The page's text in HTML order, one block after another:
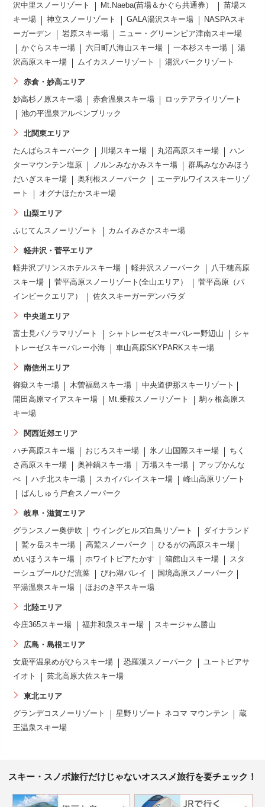
沢中里スノーリゾート
Mt.Naeba(苗場＆かぐら共通券）
苗場ス
キー場
神立スノーリゾート GALA湯沢スキー場
NASPAスキ
ーガーデン
岩原スキー場
ニュー・グリーンピア津南スキー場
かぐらスキー場
六日町八海山スキー場 一本杉スキー場
湯
沢高原スキー場
ムイカスノーリゾート 湯沢パークリゾート
赤倉・妙高エリア
妙高杉ノ原スキー場 赤倉温泉スキー場
ロッテアライリゾート
池の平温泉アルペンブリック
北関東エリア
たんばらスキーパーク 川場スキー場 丸沼高原スキー場
ハン
ターマウンテン塩原
ノルンみなかみスキー場
群馬みなかみほう
だいぎスキー場
奥利根スノーパーク
エーデルワイススキーリゾ
ート
オグナほたかスキー場
山梨エリア
ふじてんスノーリゾート カムイみさかスキー場
軽井沢・菅平エリア
軽井沢プリンスホテルスキー場 軽井沢スノーパーク
八千穂高原
スキー場
菅平高原スノーリゾート(全山エリア）
菅平高原（パ
インビークエリア）
佐久スキーガーデンパラダ
中央道エリア
富士見パノラマリゾート シャトレーゼスキーバレー野辺山
シャ
トレーゼスキーバレー小海
車山高原SKYPARKスキー場
南信州エリア
御嶽スキー場 木曽福島スキー場
中央道伊那スキーリゾート
開田高原マイアスキー場
Mt.乗鞍スノーリゾート
駒ヶ根高原ス
キー場
関西近郊エリア
ハチ高原スキー場 おじろスキー場 氷ノ山国際スキー場
ちく
さ高原スキー場
奥神鍋スキー場 万場スキー場
アップかんな
べ
ハチ北スキー場 スカイバレイスキー場
峰山高原リゾート
ばんしゅう戸倉スノーパーク
岐阜・滋賀エリア
グランスノー奥伊吹 ウイングヒルズ白鳥リゾート
ダイナランド
鷲ヶ岳スキー場
高鷲スノーパーク
ひるがの高原スキー場
めいほうスキー場
ホワイトピアたかす 箱館山スキー場
スタ
ーシュプールひだ流葉
びわ湖バレイ
国境高原スノーパーク
平湯温泉スキー場
ほおのき平スキー場
北陸エリア
今庄365スキー場 福井和泉スキー場 スキージャム勝山
広島・島根エリア
女鹿平温泉めがひらスキー場 恐羅漢スノーパーク
ユートピアサ
イオト
芸北高原大佐スキー場
東北エリア
グランデコスノーリゾート 星野リゾート ネコマ マウンテン
蔵
王温泉スキー場
スキー・スノボ旅行だけじゃないオススメ旅行を要チェック！